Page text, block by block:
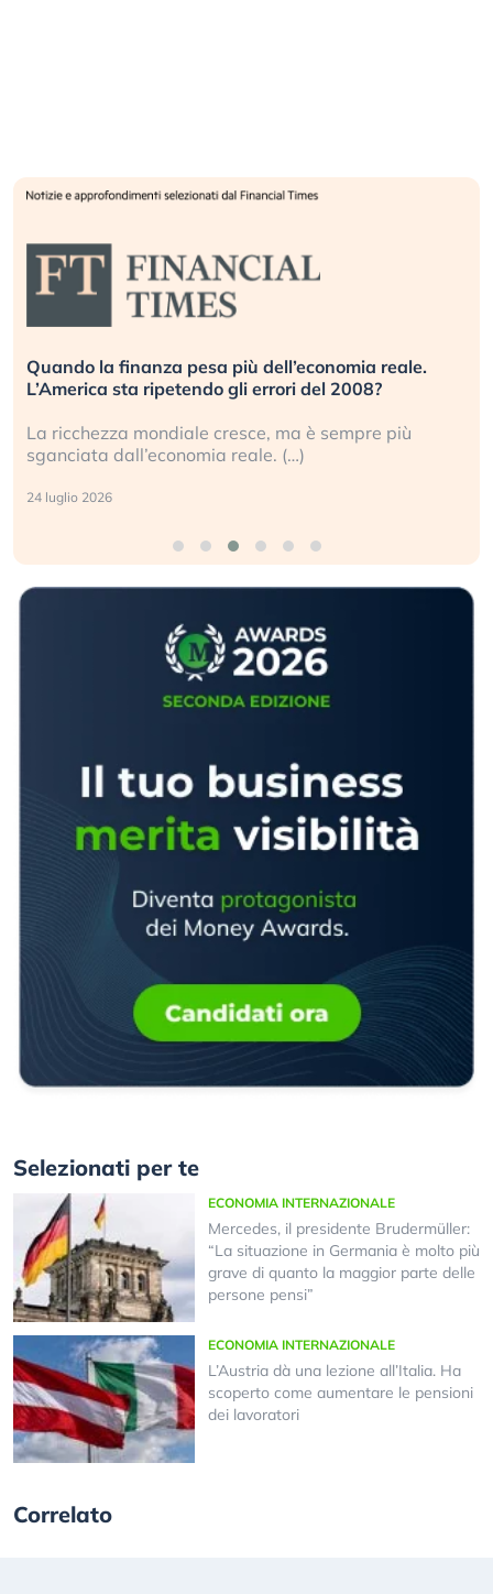
Quando la finanza pesa più dell’economia reale.
L’America sta ripetendo gli errori del 2008?
La ricchezza mondiale cresce, ma è sempre più
sganciata dall’economia reale. (…)
24 luglio 2026
Selezionati per te
ECONOMIA INTERNAZIONALE
Mercedes, il presidente Brudermüller:
“La situazione in Germania è molto più
grave di quanto la maggior parte delle
persone pensi”
ECONOMIA INTERNAZIONALE
L’Austria dà una lezione all’Italia. Ha
scoperto come aumentare le pensioni
dei lavoratori
Correlato